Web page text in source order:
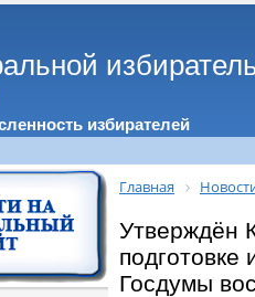
избирателей
Главная
Утверждён
Госдумы